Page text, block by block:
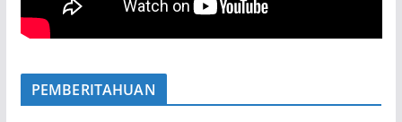
PEMBERITAHUAN